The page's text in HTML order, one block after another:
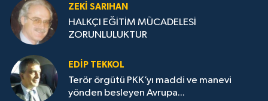
ZEKI SARIHAN
HALKÇI EĞİTİM MÜCADELESİ
ZORUNLULUKTUR
EDIP TEKKOL
Terör örgütü PKK’yı maddi ve manevi
yönden besleyen Avrupa...